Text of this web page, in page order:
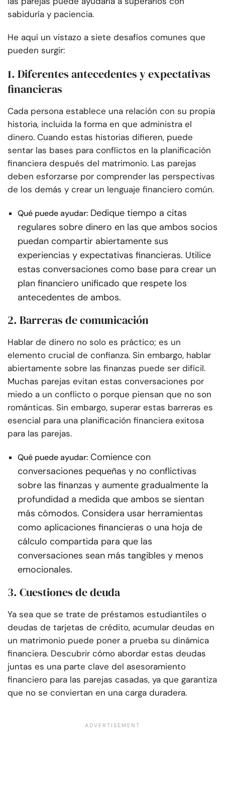
sabiduría y paciencia.
He aquí un vistazo a siete desafíos comunes que
pueden surgir:
1. Diferentes antecedentes y expectativas
financieras
Cada persona establece una relación con su propia
historia, incluida la forma en que administra el
dinero. Cuando estas historias difieren, puede
sentar las bases para conflictos en la planificación
financiera después del matrimonio. Las parejas
deben esforzarse por comprender las perspectivas
de los demás y crear un lenguaje financiero común.
Qué puede ayudar: Dedique tiempo a citas
regulares sobre dinero en las que ambos socios
puedan compartir abiertamente sus
experiencias y expectativas financieras. Utilice
estas conversaciones como base para crear un
plan financiero unificado que respete los
antecedentes de ambos.
2. Barreras de comunicación
Hablar de dinero no solo es práctico; es un
elemento crucial de confianza. Sin embargo, hablar
abiertamente sobre las finanzas puede ser difícil.
Muchas parejas evitan estas conversaciones por
miedo a un conflicto o porque piensan que no son
románticas. Sin embargo, superar estas barreras es
esencial para una planificación financiera exitosa
para las parejas.
Qué puede ayudar: Comience con
conversaciones pequeñas y no conflictivas
sobre las finanzas y aumente gradualmente la
profundidad a medida que ambos se sientan
más cómodos. Considera usar herramientas
como aplicaciones financieras o una hoja de
cálculo compartida para que las
conversaciones sean más tangibles y menos
emocionales.
3. Cuestiones de deuda
Ya sea que se trate de préstamos estudiantiles o
deudas de tarjetas de crédito, acumular deudas en
un matrimonio puede poner a prueba su dinámica
financiera. Descubrir cómo abordar estas deudas
juntas es una parte clave del asesoramiento
financiero para las parejas casadas, ya que garantiza
que no se conviertan en una carga duradera.